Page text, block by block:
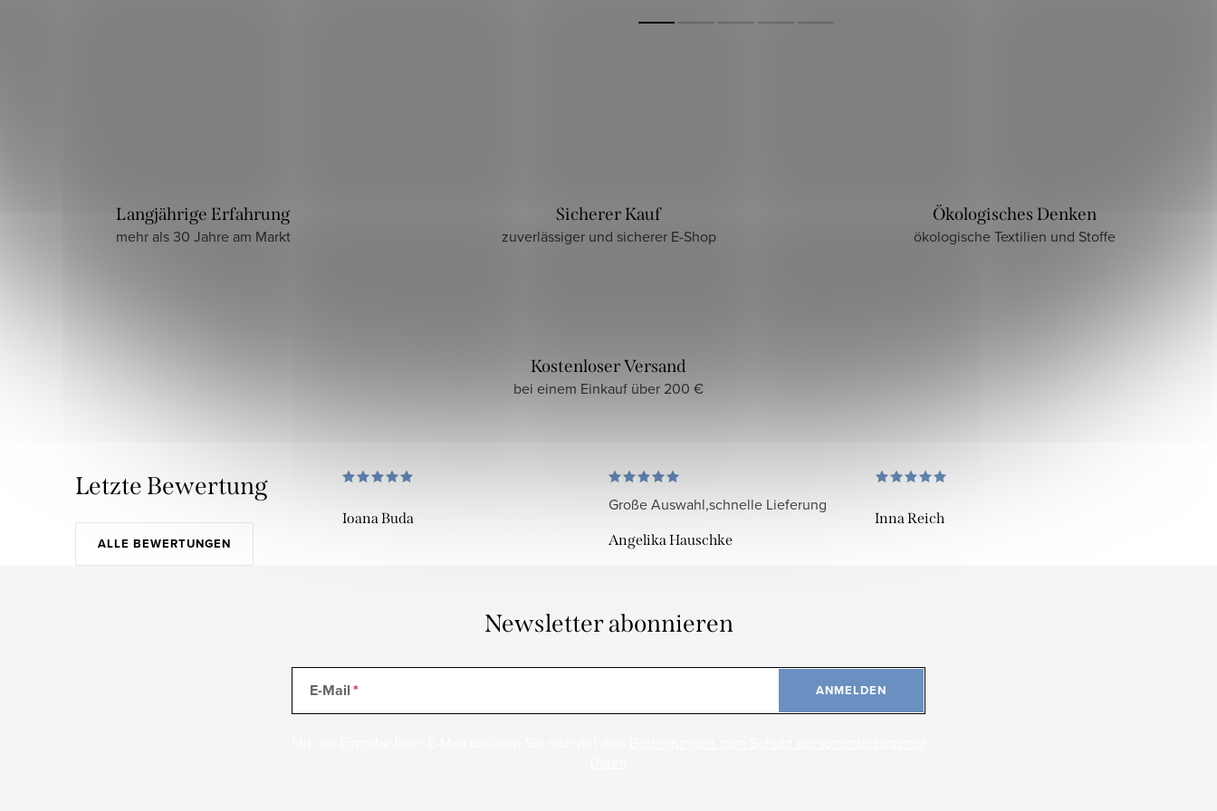
Langjährige Erfahrung
mehr als 30 Jahre am Markt
Sicherer Kauf
zuverlässiger und sicherer E-Shop
Ökologisches Denken
ökologische Textilien und Stoffe
Kostenloser Versand
bei einem Einkauf über 200 €
Letzte Bewertung
ALLE BEWERTUNGEN
Ioana Buda
Große Auswahl,schnelle Lieferung
Angelika Hauschke
Inna Reich
Newsletter abonnieren
E-Mail ANMELDEN